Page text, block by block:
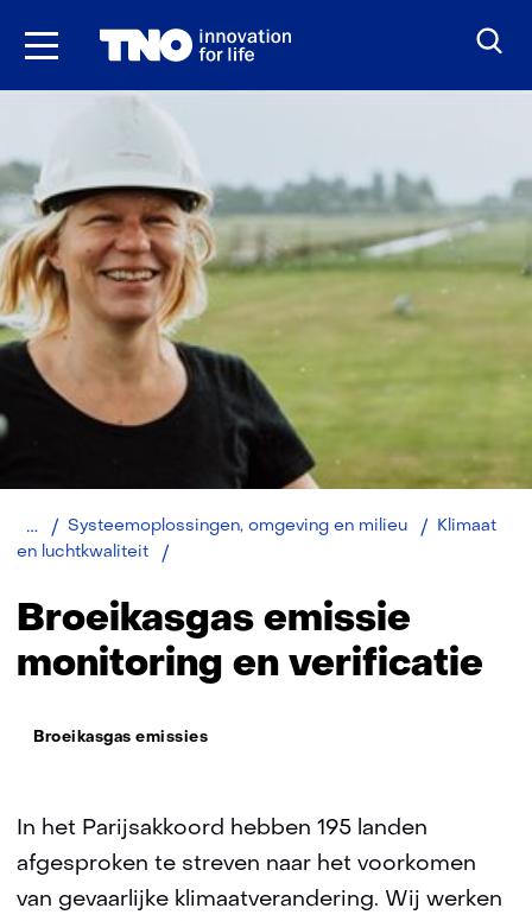
Ga
Home Systeemoplossingen, omgeving en milieu
Klimaat
en luchtkwaliteit
Broeikasgas emissie
monitoring en verificatie
Thema:
Broeikasgas emissies
In het Parijsakkoord hebben 195 landen
afgesproken te streven naar het voorkomen
van gevaarlijke klimaatverandering. Wij werken